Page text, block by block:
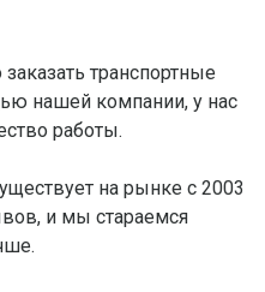
транспортные
нашей компании, у нас
работы.
на рынке с 2003
и мы стараемся